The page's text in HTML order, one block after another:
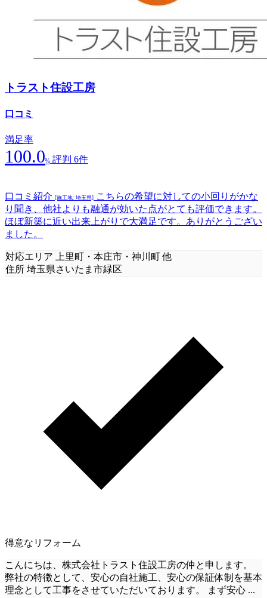
トラスト住設工房
口コミ
満足率
100.0% 評判 6件
口コミ紹介 [施工地: 埼玉県]
こちらの希望に対しての小回りがかな
り聞き、他社よりも融通が効いた点がとても評価できます。
ほぼ新築に近い出来上がりで大満足です。ありがとうござい
ました。
対応エリア
上里町・本庄市・神川町 他
住所 埼玉県さいたま市緑区
得意なリフォーム
こんにちは、株式会社トラスト住設工房の仲と申します。
弊社の特徴として、安心の自社施工、安心の保証体制を基本
理念として工事をさせていただいております。 まず安心 ...